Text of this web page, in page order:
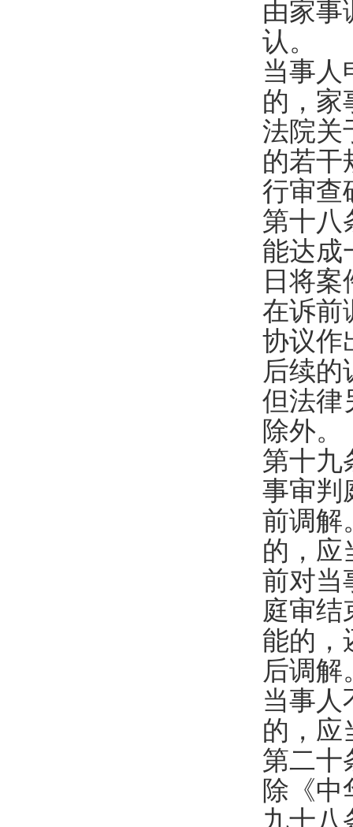
由家事
认。
当事人
的，家
法院关
的若干
行审查
第十
能达成
日将
在诉前
协议作
后续的
但法律
除外。
第十
事审判
前调解
的，应
前对当
庭审结
能的，
后调解
当事人
的，应
第二
除《中
九十八